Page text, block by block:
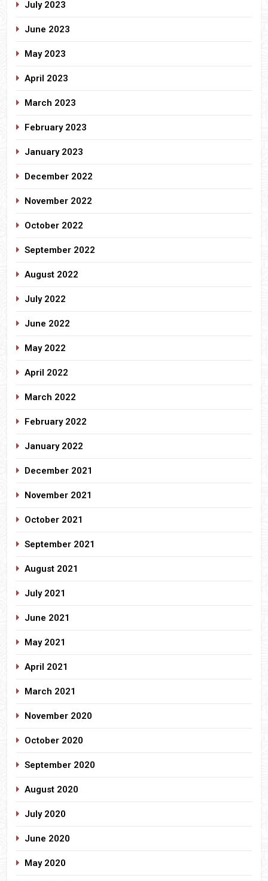
July 2023
June 2023
May 2023
April 2023
March 2023
February 2023
January 2023
December 2022
November 2022
October 2022
September 2022
August 2022
July 2022
June 2022
May 2022
April 2022
March 2022
February 2022
January 2022
December 2021
November 2021
October 2021
September 2021
August 2021
July 2021
June 2021
May 2021
April 2021
March 2021
November 2020
October 2020
September 2020
August 2020
July 2020
June 2020
May 2020